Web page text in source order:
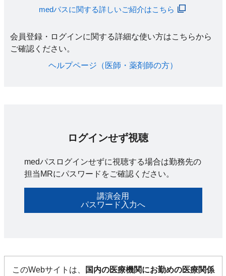
medパスに関する詳しいご紹介はこちら
会員登録・ログインに関する詳細な使い方はこちらから
ご確認ください。​
ヘルプページ（医師・薬剤師の方）​
ログインせず視聴
medパスログインせずに視聴する場合は勤務先の
担当MRにパスワードをご確認ください。
講演会用
パスワード入力へ
このWebサイトは、
国内の医療機関にお勤めの医療関係